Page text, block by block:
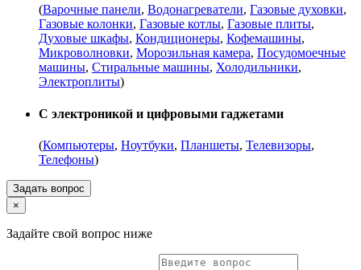
(Варочные панели, Водонагреватели, Газовые духовки,
Газовые колонки, Газовые котлы, Газовые плиты,
Духовые шкафы, Кондиционеры, Кофемашины,
Микроволновки, Морозильная камера, Посудомоечные
машины, Стиральные машины, Холодильники,
Электроплиты)
С электроникой и цифровыми гаджетами
(Компьютеры, Ноутбуки, Планшеты, Телевизоры,
Телефоны)
Задать вопрос
×
Задайте свой вопрос ниже